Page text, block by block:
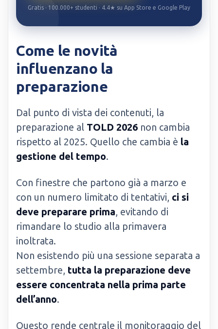
Gratis · 100.000+ studenti · 4.4★ su App Store e Google Play
Come le novità
influenzano la
preparazione
Dal punto di vista dei contenuti, la
preparazione al TOLD 2026 non cambia
rispetto al 2025. Quello che cambia è la
gestione del tempo.
Con finestre che partono già a marzo e
con un numero limitato di tentativi, ci si
deve preparare prima, evitando di
rimandare lo studio alla primavera
inoltrata.
Non esistendo più una sessione separata a
settembre, tutta la preparazione deve
essere concentrata nella prima parte
dell’anno.
Questo rende centrale il monitoraggio del